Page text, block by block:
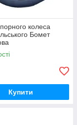
колеса
Бомет
Купити